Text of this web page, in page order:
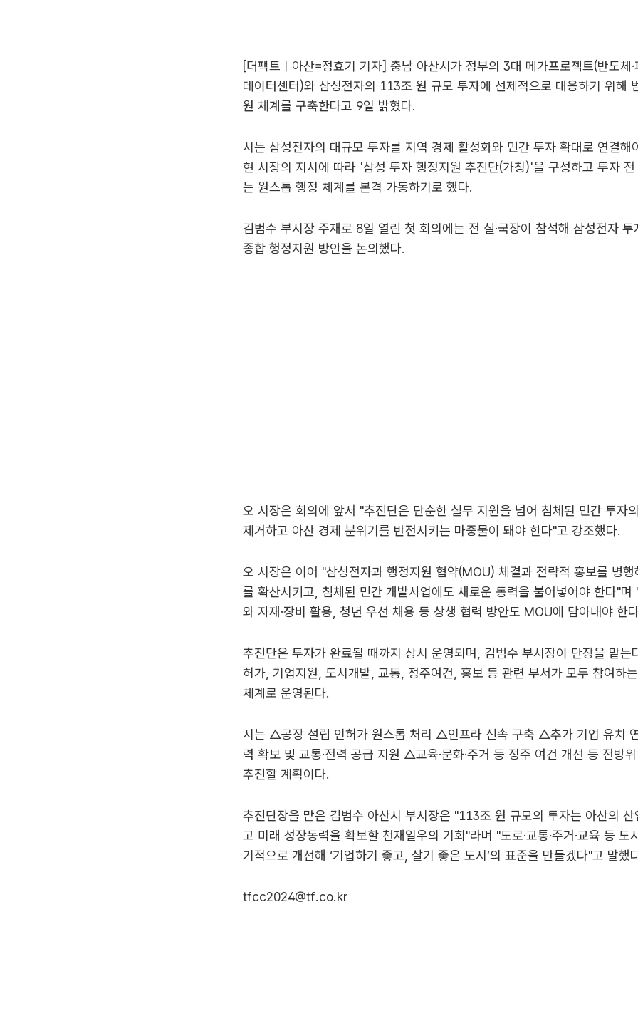
[더팩트ㅣ아산=정효기 기자] 충남 아산시가 정부의 3대 메가프로젝트(반도체
데이터센터)와 삼성전자의 113조 원 규모 투자에 선제적으로 대응하기 위해
원 체계를 구축한다고 9일 밝혔다.
시는 삼성전자의 대규모 투자를 지역 경제 활성화와 민간 투자 확대로 연결해
현 시장의 지시에 따라 '삼성 투자 행정지원 추진단(가칭)'을 구성하고 투자
는 원스톱 행정 체계를 본격 가동하기로 했다.
김범수 부시장 주재로 8일 열린 첫 회의에는 전 실·국장이 참석해 삼성전자
종합 행정지원 방안을 논의했다.
오 시장은 회의에 앞서 "추진단은 단순한 실무 지원을 넘어 침체된 민간 투자
제거하고 아산 경제 분위기를 반전시키는 마중물이 돼야 한다"고 강조했다.
오 시장은 이어 "삼성전자과 행정지원 협약(MOU) 체결과 전략적 홍보를 병행
를 확산시키고, 침체된 민간 개발사업에도 새로운 동력을 불어넣어야 한다"며
와 자재·장비 활용, 청년 우선 채용 등 상생 협력 방안도 MOU에 담아내야 한
추진단은 투자가 완료될 때까지 상시 운영되며, 김범수 부시장이 단장을 맡는
허가, 기업지원, 도시개발, 교통, 정주여건, 홍보 등 관련 부서가 모두 참여하
체계로 운영된다.
시는 △공장 설립 인허가 원스톱 처리 △인프라 신속 구축 △추가 기업 유치
력 확보 및 교통·전력 공급 지원 △교육·문화·주거 등 정주 여건 개선 등 전방
추진할 계획이다.
추진단장을 맡은 김범수 아산시 부시장은 "113조 원 규모의 투자는 아산의 산
고 미래 성장동력을 확보할 천재일우의 기회"라며 "도로·교통·주거·교육 등 도
기적으로 개선해 ‘기업하기 좋고, 살기 좋은 도시’의 표준을 만들겠다"고 말했
tfcc2024@tf.co.kr